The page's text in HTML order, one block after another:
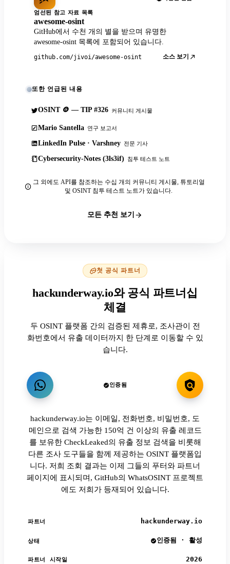
엄선된 참고 자료 목록
awesome-osint
GitHub에서 수천 개의 별을 받으며 유명한
awesome-osint 목록에 포함되어 있습니다.
github.com/jivoi/awesome-osint 소스 보기
또한 언급된 내용
OSINT 🪙 — TIP #326 커뮤니티 게시물
Mario Santella 연구 보고서
LinkedIn Pulse · Varshney 전문 기사
Cybersecurity-Notes (3ls3if) 침투 테스트 노트
그 외에도 API를 참조하는 수십 개의 커뮤니티 게시물, 튜토리얼
및 OSINT 침투 테스트 노트가 있습니다.
모든 추천 보기
첫 공식 파트너
hackunderway.io와 공식 파트너십
체결
두 OSINT 플랫폼 간의 검증된 제휴로, 조사관이 전
화번호에서 유출 데이터까지 한 단계로 이동할 수 있
습니다.
인증됨
hackunderway.io는 이메일, 전화번호, 비밀번호, 도
메인으로 검색 가능한 150억 건 이상의 유출 레코드
를 보유한 CheckLeaked의 유출 정보 검색을 비롯해
다른 조사 도구들을 함께 제공하는 OSINT 플랫폼입
니다. 저희 조회 결과는 이제 그들의 푸터와 파트너
페이지에 표시되며, GitHub의 WhatsOSINT 프로젝트
에도 저희가 등재되어 있습니다.
파트너 hackunderway.io
상태 인증됨 · 활성
파트너 시작일 2026